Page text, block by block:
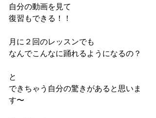
自分の動画を見て
復習もできる！！
月に２回のレッスンでも
なんでこんなに踊れるようになるの？
と
できちゃう自分の驚きがあると思いま
す〜